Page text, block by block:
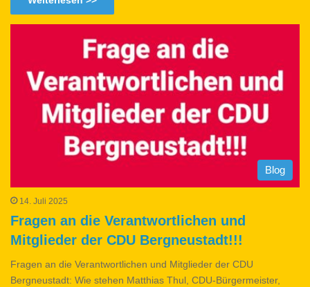
Blog
14. Juli 2025
Fragen an die Verantwortlichen und
Mitglieder der CDU Bergneustadt!!!
Fragen an die Verantwortlichen und Mitglieder der CDU
Bergneustadt: Wie stehen Matthias Thul, CDU-Bürgermeister,